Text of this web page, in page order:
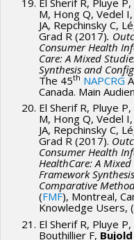
M, Hong Q, Vedel
JA, Repchinsky C,
Grad R (2017).
Consumer Health
Care: A Mixed
Synthesis and
The 45th NAPCRG
Canada. Main
El Sherif R, Pluye
M, Hong Q, Vedel
JA, Repchinsky C,
Grad R (2017).
Consumer Health
HealthCare: A
Framework
Comparative
(FMF), Montreal,
Knowledge Users,
El Sherif R, Pluye
Bouthillier F,